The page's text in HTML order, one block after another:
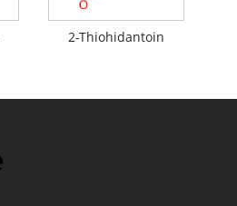
2-Thiohidantoin